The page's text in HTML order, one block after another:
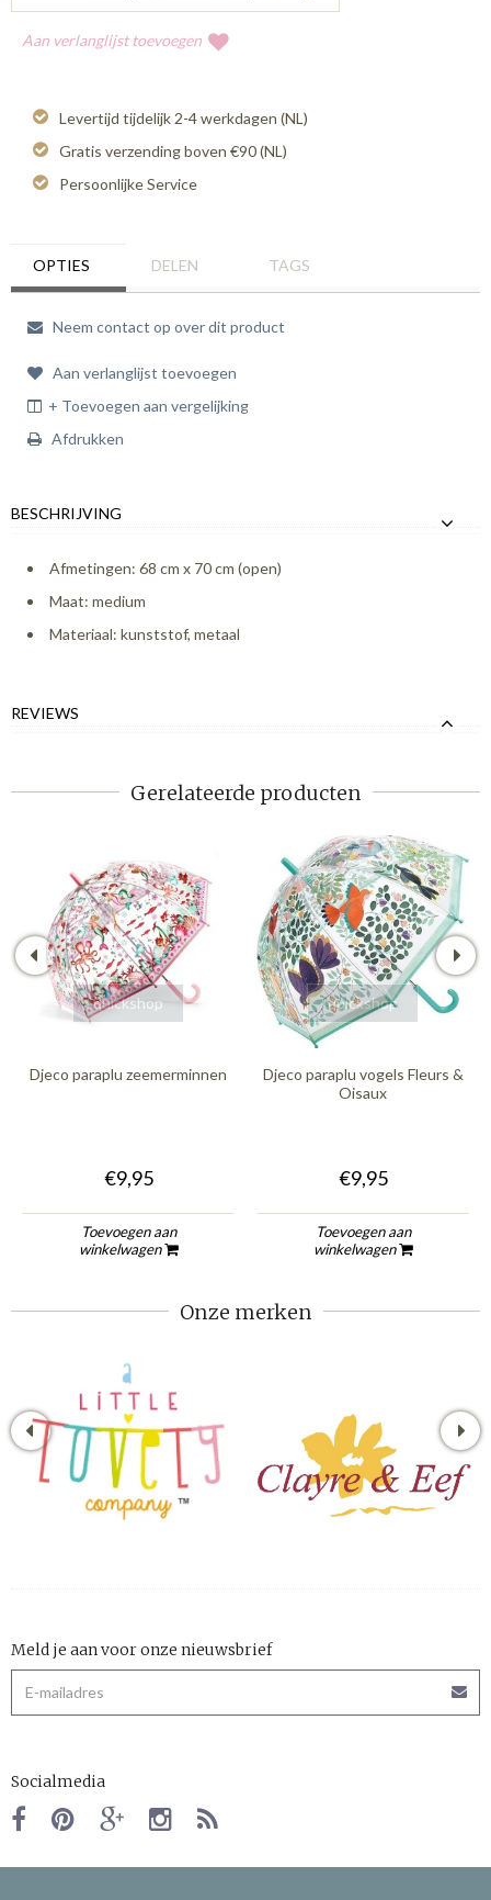
Aan verlanglijst toevoegen
Levertijd tijdelijk 2-4 werkdagen (NL)
Gratis verzending boven €90 (NL)
Persoonlijke Service
OPTIES DELEN TAGS
Neem contact op over dit product
Aan verlanglijst toevoegen
+ Toevoegen aan vergelijking
Afdrukken
BESCHRIJVING
Afmetingen: 68 cm x 70 cm (open)
Maat: medium
Materiaal: kunststof, metaal
REVIEWS
Gerelateerde producten
quickshop
Djeco paraplu zeemerminnen
€9,95
Toevoegen aan
winkelwagen
quickshop
Djeco paraplu vogels Fleurs &
Oisaux
€9,95
Toevoegen aan
winkelwagen
Onze merken
Meld je aan voor onze nieuwsbrief
Socialmedia